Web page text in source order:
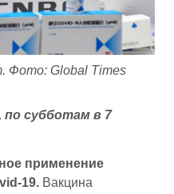
Фото: Global Times
субботам в 7
применение
19. Вакцина